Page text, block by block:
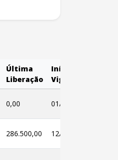
Última
Liberação
Início
Vigência
0,00 01/07/2024
286.500,00 12/12/2023